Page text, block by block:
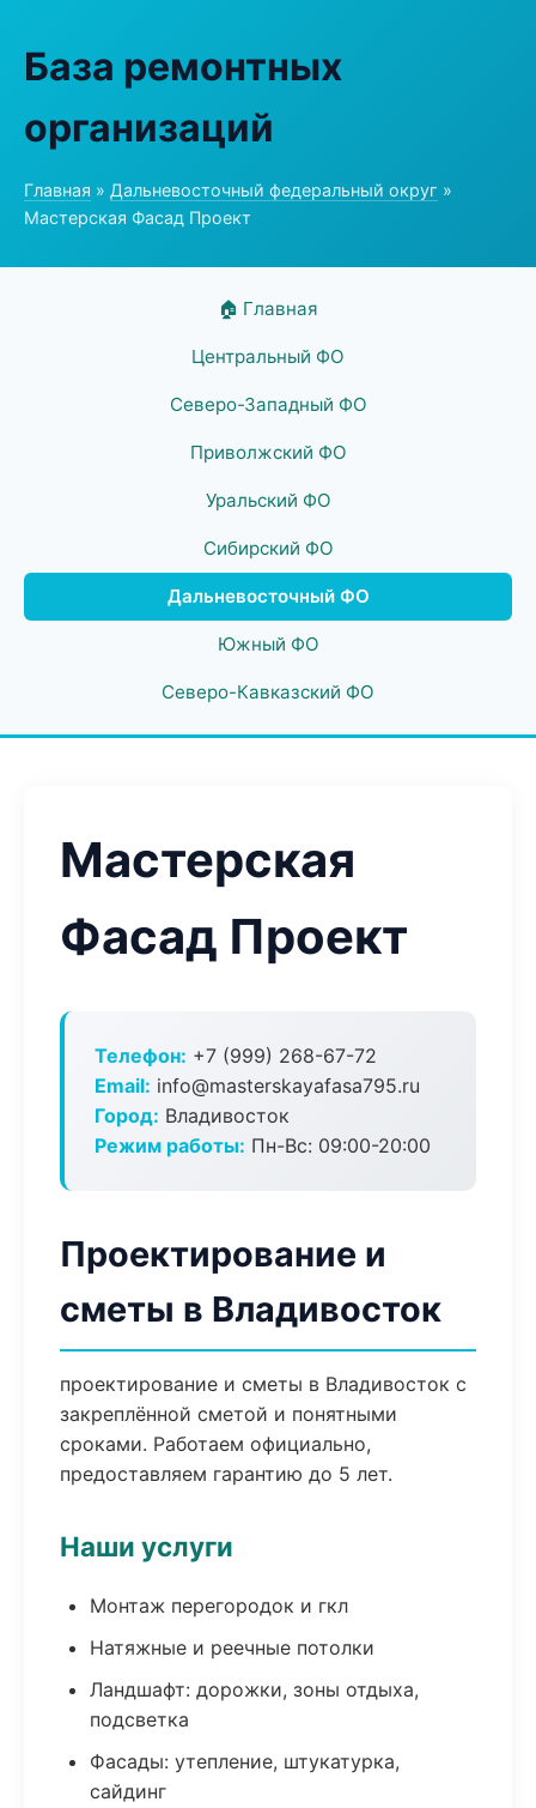
База ремонтных
организаций
Главная » Дальневосточный федеральный округ »
Мастерская Фасад Проект
🏠 Главная
Центральный ФО
Северо-Западный ФО
Приволжский ФО
Уральский ФО
Сибирский ФО
Дальневосточный ФО
Южный ФО
Северо-Кавказский ФО
Мастерская
Фасад Проект
Телефон: +7 (999) 268-67-72
Email: info@masterskayafasa795.ru
Город: Владивосток
Режим работы: Пн-Вс: 09:00-20:00
Проектирование и
сметы в Владивосток
проектирование и сметы в Владивосток с
закреплённой сметой и понятными
сроками. Работаем официально,
предоставляем гарантию до 5 лет.
Наши услуги
Монтаж перегородок и гкл
Натяжные и реечные потолки
Ландшафт: дорожки, зоны отдыха,
подсветка
Фасады: утепление, штукатурка,
сайдинг